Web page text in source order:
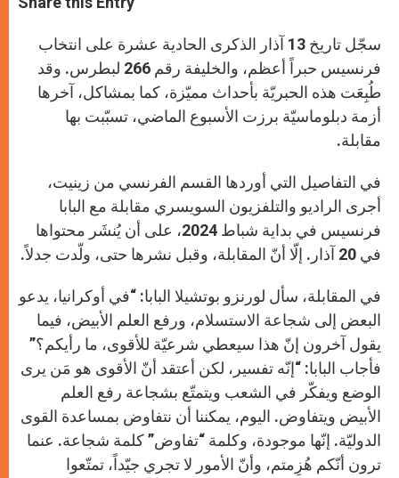
s
p
p
e
g
e
r
b
o
k
r
سجّل تاريخ 13 آذار الذكرى الحادية عشرة على انتخاب
فرنسيس حبراً أعظم، والخليفة رقم 266 لبطرس. وقد
طُبِعَت هذه الحبريّة بأحداث مميّزة، كما بمشاكل، آخرها
أزمة دبلوماسيّة برزت الأسبوع الماضي، تسبّبت بها
مقابلة.
في التفاصيل التي أوردها القسم الفرنسي من زينيت،
أجرى الراديو والتلفزيون السويسري مقابلة مع البابا
فرنسيس في بداية شباط 2024، على أن يُنشَر محتواها
في 20 آذار. إلّا أنّ المقابلة، وقبل نشرها حتى، ولّدت جدلاً.
في المقابلة، سأل لورنزو بوتشيلا البابا: “في أوكرانيا، يدعو
البعض إلى شجاعة الاستسلام، ورفع العلم الأبيض، فيما
يقول آخرون إنّ هذا سيعطي شرعيّة للأقوى، ما رأيكم؟”
فأجاب البابا: “إنّه تفسير، لكن أعتقد أنّ الأقوى هو مَن يرى
الوضع ويفكّر في الشعب ويتمتّع بشجاعة رفع العلم
الأبيض ويتفاوض. اليوم، يمكننا أن نتفاوض بمساعدة القوى
الدوليّة. إنّها موجودة، وكلمة “تفاوض” كلمة شجاعة. عنما
ترون أنّكم هُزِمتم، وأنّ الأمور لا تجري جيّداً، تمتّعوا